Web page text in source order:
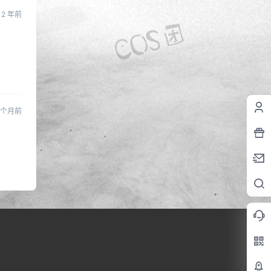
2 年前
月前